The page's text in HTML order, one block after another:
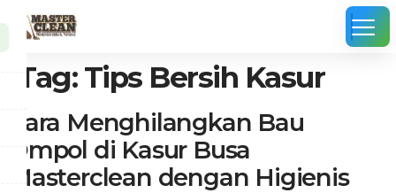
Tag: Tips Bersih Kasur
Cara Menghilangkan Bau
Ompol di Kasur Busa
Masterclean dengan Higienis